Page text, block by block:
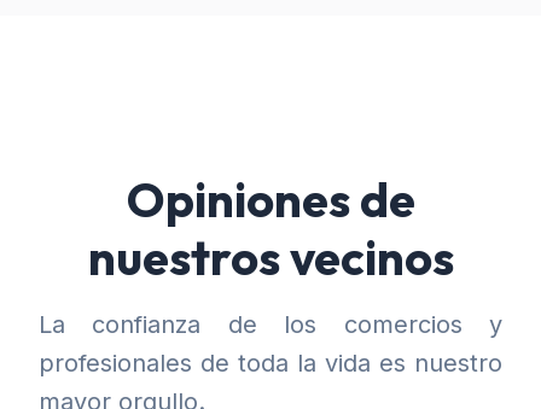
Opiniones de
nuestros vecinos
La confianza de los comercios y
profesionales de toda la vida es nuestro
mayor orgullo.